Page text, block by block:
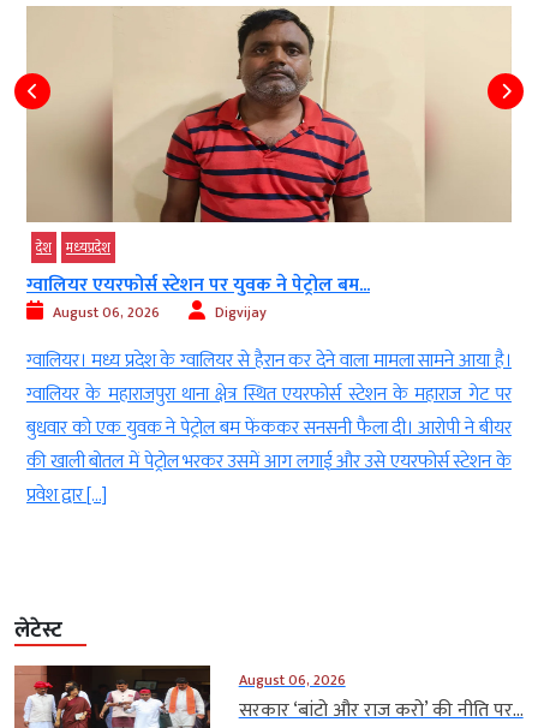
देश मध्‍यप्रदेश
ग्वालियर एयरफोर्स स्टेशन पर युवक ने पेट्रोल बम...
August 06, 2026 Digvijay
ग्वालियर। मध्य प्रदेश के ग्वालियर से हैरान कर देने वाला मामला सामने आया है।
ग्वालियर के महाराजपुरा थाना क्षेत्र स्थित एयरफोर्स स्टेशन के महाराज गेट पर
बुधवार को एक युवक ने पेट्रोल बम फेंककर सनसनी फैला दी। आरोपी ने बीयर
की खाली बोतल में पेट्रोल भरकर उसमें आग लगाई और उसे एयरफोर्स स्टेशन के
प्रवेश द्वार […]
लेटेस्ट
August 06, 2026
सरकार ‘बांटो और राज करो’ की नीति पर...